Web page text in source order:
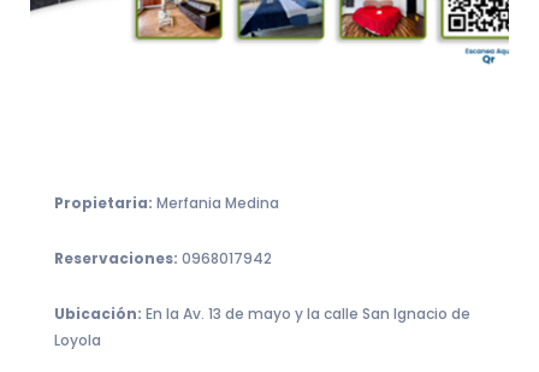
Propietaria: Merfania Medina
Reservaciones: 0968017942
Ubicación: En la Av. 13 de mayo y la calle San Ignacio de
Loyola